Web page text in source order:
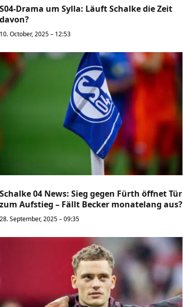
S04-Drama um Sylla: Läuft Schalke die Zeit
davon?
10. October, 2025 – 12:53
Schalke 04 News: Sieg gegen Fürth öffnet Tür
zum Aufstieg – Fällt Becker monatelang aus?
28. September, 2025 – 09:35